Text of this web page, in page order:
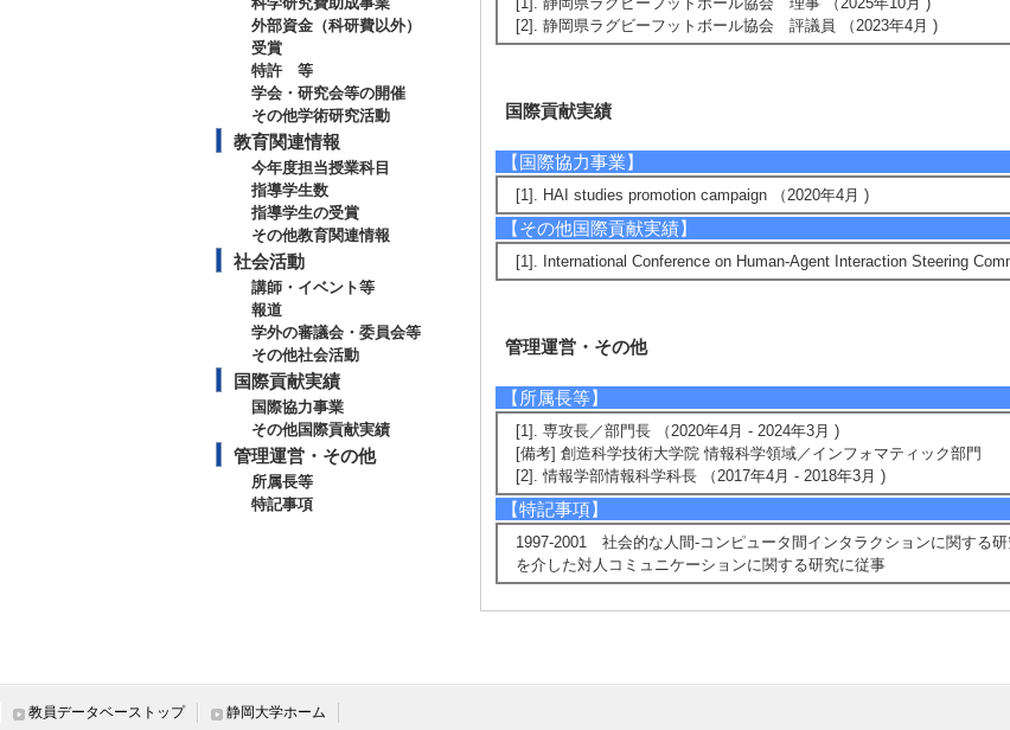
外部資金（科研費以外）
受賞
特許 等
学会・研究会等の開催
その他学術研究活動
教育関連情報
今年度担当授業科目
指導学生数
指導学生の受賞
その他教育関連情報
社会活動
講師・イベント等
報道
学外の審議会・委員会等
その他社会活動
国際貢献実績
国際協力事業
その他国際貢献実績
管理運営・その他
所属長等
特記事項
[2]. 静岡県ラグビーフットボール協会 評議員 （2023年4月 )
国際貢献実績
【国際協力事業】
[1]. HAI studies promotion campaign （2020年4月 )
【その他国際貢献実績】
[1]. International Conference on Human-Agent Interaction Steering
管理運営・その他
【所属長等】
[1]. 専攻長／部門長 （2020年4月 - 2024年3月 )
[備考] 創造科学技術大学院 情報科学領域／インフォマティック部門
[2]. 情報学部情報科学科長 （2017年4月 - 2018年3月 )
【特記事項】
1997-2001 社会的な人間-コンピュータ間インタラクションに関す
を介した対人コミュニケーションに関する研究に従事
教員データベーストップ 静岡大学ホーム